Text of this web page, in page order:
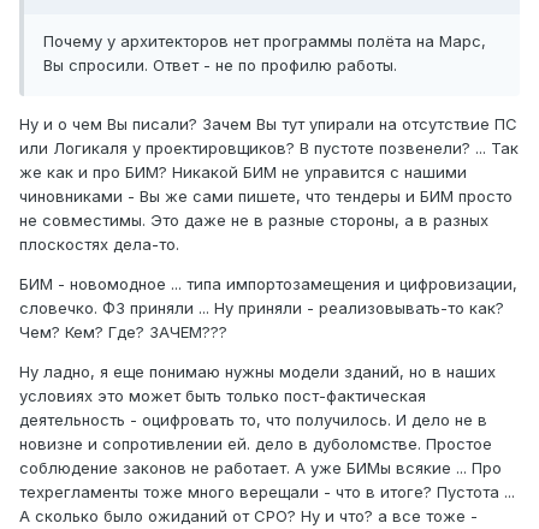
Почему у архитекторов нет программы полёта на Марс,
Вы спросили. Ответ - не по профилю работы.
Ну и о чем Вы писали? Зачем Вы тут упирали на отсутствие ПС
или Логикаля у проектировщиков? В пустоте позвенели? ... Так
же как и про БИМ? Никакой БИМ не управится с нашими
чиновниками - Вы же сами пишете, что тендеры и БИМ просто
не совместимы. Это даже не в разные стороны, а в разных
плоскостях дела-то.
БИМ - новомодное ... типа импортозамещения и цифровизации,
словечко. ФЗ приняли ... Ну приняли - реализовывать-то как?
Чем? Кем? Где? ЗАЧЕМ???
Ну ладно, я еще понимаю нужны модели зданий, но в наших
условиях это может быть только пост-фактическая
деятельность - оцифровать то, что получилось. И дело не в
новизне и сопротивлении ей. дело в дуболомстве. Простое
соблюдение законов не работает. А уже БИМы всякие ... Про
техрегламенты тоже много верещали - что в итоге? Пустота ...
А сколько было ожиданий от СРО? Ну и что? а все тоже -